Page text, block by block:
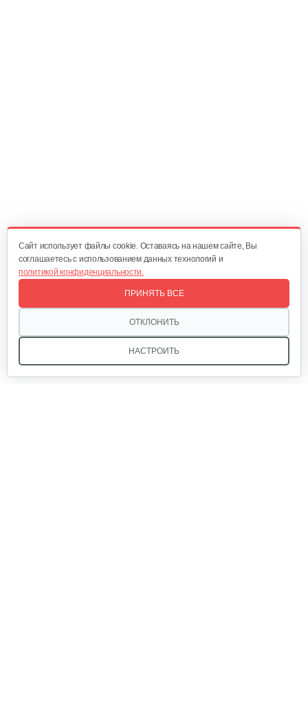
Cайт использует файлы cookie. Оставаясь на нашем сайте, Вы
соглашаетесь с использованием данных технологий и
политикой конфиденциальности.
НАСТРОИТЬ
ОТКЛОНИТЬ
ПРИНЯТЬ ВСЕ